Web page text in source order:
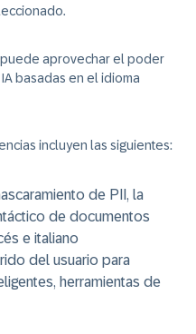
aprovechar el poder
basadas en el idioma
incluyen las siguientes:
de PII, la
de documentos
e italiano
del usuario para
herramientas de